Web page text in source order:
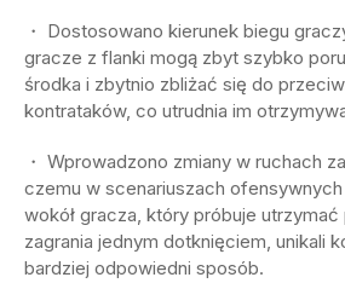
・ Dostosowano kierunek biegu
gracze z flanki mogą zbyt szybko
środka i zbytnio zbliżać się do
kontrataków, co utrudnia im
・ Wprowadzono zmiany w ruchach
czemu w scenariuszach
wokół gracza, który próbuje utrzymać
zagrania jednym dotknięciem, unikali
bardziej odpowiedni sposób.